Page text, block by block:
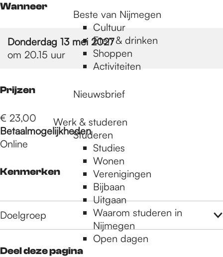
Beste van Nijmegen
Cultuur
Eten & drinken
Shoppen
Activiteiten
Nieuwsbrief
Werk & studeren
Studeren
Studies
Wonen
Verenigingen
Bijbaan
Uitgaan
Waarom studeren in
Nijmegen
Open dagen
Wanneer
Donderdag 13 mei 2027
om 20.15 uur
Prijzen
€ 23,00
Betaalmogelijkheden
Online
Kenmerken
Doelgroep
Deel deze pagina